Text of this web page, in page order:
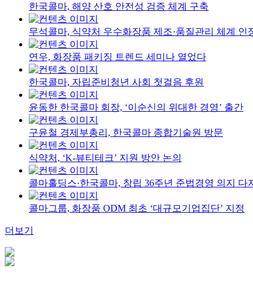
한국콜마, 해양 산호 안전성 검증 체계 구축
무석콜마, 식약처 우수화장품 제조·품질관리 체계 인
연우, 화장품 패키징 트렌드 세미나 열었다
한국콜마, 자립준비청년 사회 첫걸음 후원
윤동한 한국콜마 회장, ‘이순신의 위대한 경영’ 출간
구윤철 경제부총리, 한국콜마 종합기술원 방문
식약처, ‘K-뷰티테크’ 지원 방안 논의
콜마홀딩스·한국콜마, 창립 36주년 준법경영 의지 다
콜마그룹, 화장품 ODM 최초 ‘대규모기업집단’ 지정
더보기